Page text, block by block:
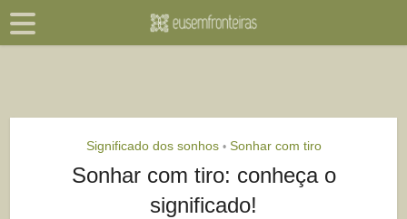
Significado dos sonhos • Sonhar com tiro
Sonhar com tiro: conheça o
significado!